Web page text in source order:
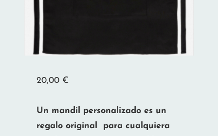
20,00 €
Un mandil personalizado es un
regalo original para cualquiera